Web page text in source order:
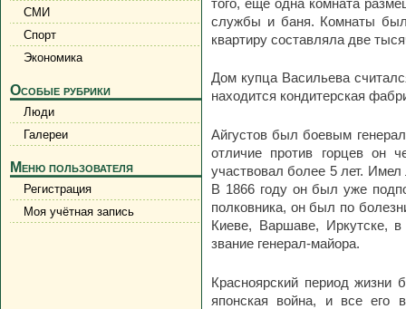
СМИ
Спорт
Экономика
Особые рубрики
Люди
Галереи
Меню пользователя
Регистрация
Моя учётная запись
службы и баня. Комнаты
квартиру составляла две
Дом купца Васильева
находится кондитерская
Айгустов был боевым
отличие против горцев он
участвовал более 5 лет. Имел
В 1866 году он был уже
полковника, он был по
Киеве, Варшаве, Иркутске,
звание генерал-майора.
Красноярский период
японская война, и все его